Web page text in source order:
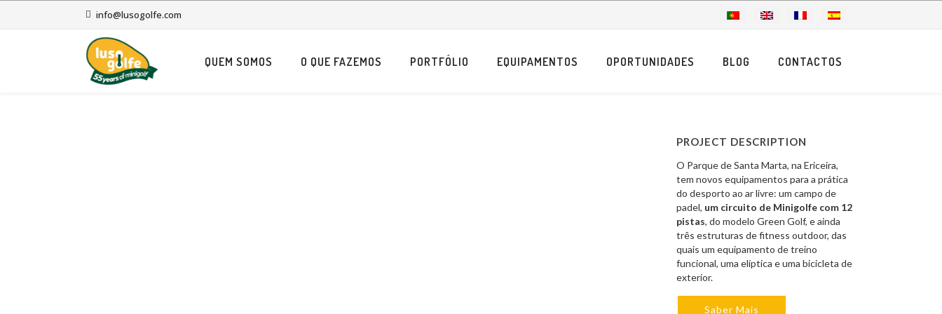
info@lusogolfe.com
QUEM SOMOS O QUE FAZEMOS PORTFÓLIO EQUIPAMENTOS OPORTUNIDADES BLOG CONTACTOS
PROJECT DESCRIPTION
O Parque de Santa Marta, na Ericeira,
tem novos equipamentos para a prática
do desporto ao ar livre: um campo de
padel, um circuito de Minigolfe com 12
pistas, do modelo Green Golf, e ainda
três estruturas de fitness outdoor, das
quais um equipamento de treino
funcional, uma elíptica e uma bicicleta de
exterior.
Saber Mais